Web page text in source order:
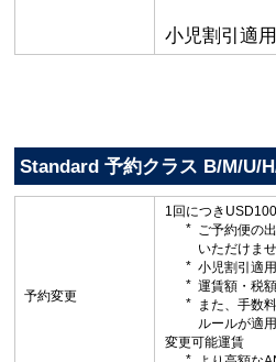
小児割引適
Standard 予約クラス B/M/U/
予約変更
1回につき
ご予約便の
いただけま
小児割引適
運賃額・税
また、手数
ルールが適
変更可能運賃